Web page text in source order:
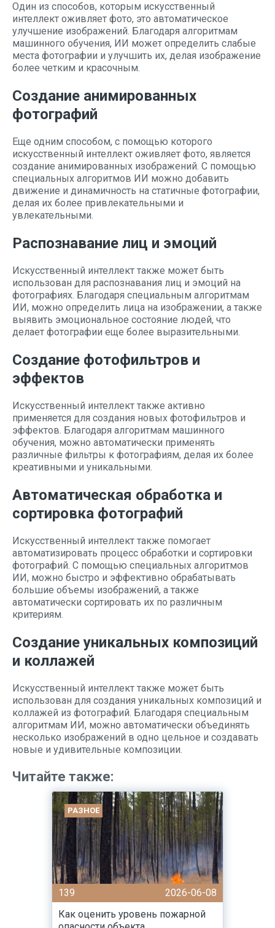
Один из способов, которым искусственный
интеллект оживляет фото, это автоматическое
улучшение изображений. Благодаря алгоритмам
машинного обучения, ИИ может определить слабые
места фотографии и улучшить их, делая изображение
более четким и красочным.
Создание анимированных
фотографий
Еще одним способом, с помощью которого
искусственный интеллект оживляет фото, является
создание анимированных изображений. С помощью
специальных алгоритмов ИИ можно добавить
движение и динамичность на статичные фотографии,
делая их более привлекательными и
увлекательными.
Распознавание лиц и эмоций
Искусственный интеллект также может быть
использован для распознавания лиц и эмоций на
фотографиях. Благодаря специальным алгоритмам
ИИ, можно определить лица на изображении, а также
выявить эмоциональное состояние людей, что
делает фотографии еще более выразительными.
Создание фотофильтров и
эффектов
Искусственный интеллект также активно
применяется для создания новых фотофильтров и
эффектов. Благодаря алгоритмам машинного
обучения, можно автоматически применять
различные фильтры к фотографиям, делая их более
креативными и уникальными.
Автоматическая обработка и
сортировка фотографий
Искусственный интеллект также помогает
автоматизировать процесс обработки и сортировки
фотографий. С помощью специальных алгоритмов
ИИ, можно быстро и эффективно обрабатывать
большие объемы изображений, а также
автоматически сортировать их по различным
критериям.
Создание уникальных композиций
и коллажей
Искусственный интеллект также может быть
использован для создания уникальных композиций и
коллажей из фотографий. Благодаря специальным
алгоритмам ИИ, можно автоматически объединять
несколько изображений в одно цельное и создавать
новые и удивительные композиции.
Читайте также:
РАЗНОЕ
139
2026-06-08
Как оценить уровень пожарной